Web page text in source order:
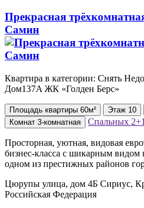
Прекрасная
Самин
Квартира в категории: Снять
Дом137A ЖК «Голден Берс»
Площадь квартиры 60м² Этаж 10
Комнат 3-комнатная Спальных 2+1
Просторная, уютная, видовая
бизнес-класса с шикарным
одном из престижных районов
Цюрупы улица, дом 4Б Сириус,
Российская Федерация